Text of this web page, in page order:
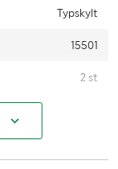
Typskylt
15501
2 st